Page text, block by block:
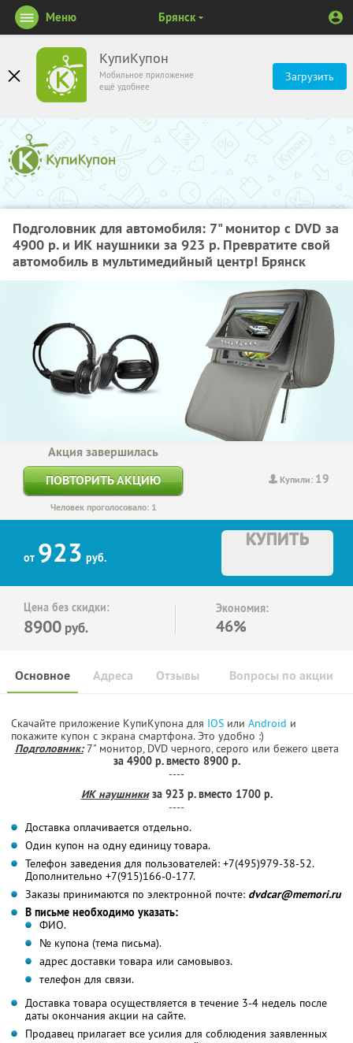
КупиКупон
Мобильное приложение
ещё удобнее
Загрузить
Меню Брянск
Подголовник для автомобиля: 7" монитор с DVD за
4900 р. и ИК наушники за 923 р. Превратите свой
автомобиль в мультимедийный центр! Брянск
Купили: 19
Акция завершилась
ПОВТОРИТЬ АКЦИЮ
Человек проголосовало: 1
от 923 руб.
КУПИТЬ
Цена без скидки:
8900 руб.
Экономия:
46%
Основное Отзывы Вопросы по акции
Адреса
Скачайте приложение КупиКупона для IOS или Android и
покажите купон с экрана смартфона. Это удобно :)
Подголовник:7" монитор, DVD черного, серого или бежего цвета
за 4900 р. вместо 8900 р.
----
ИК наушники за 923 р. вместо 1700 р.
----
Доставка оплачивается отдельно.
Один купон на одну единицу товара.
Телефон заведения для пользователей: +7(495)979-38-52.
Дополнительно +7(915)166-0-177.
Заказы принимаются по электронной почте: dvdcar@memori.ru
В письме необходимо указать:
ФИО.
№ купона (тема письма).
адрес доставки товара или самовывоз.
телефон для связи.
Доставка товара осуществляется в течение 3-4 недель после
даты окончания акции на сайте.
Продавец прилагает все усилия для соблюдения заявленных